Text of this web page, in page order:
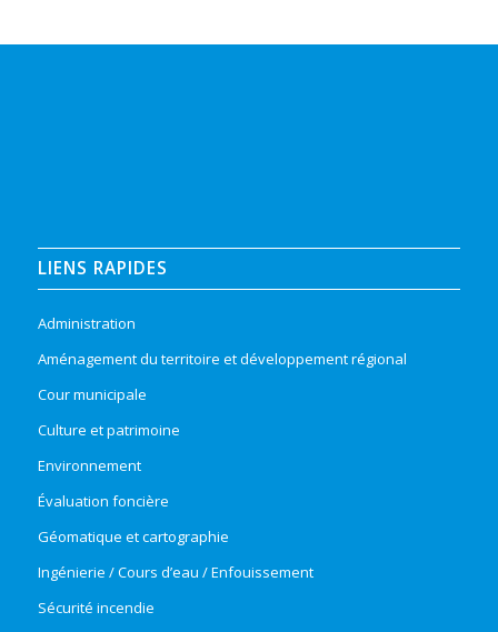
LIENS RAPIDES
Administration
Aménagement du territoire et développement régional
Cour municipale
Culture et patrimoine
Environnement
Évaluation foncière
Géomatique et cartographie
Ingénierie / Cours d’eau / Enfouissement
Sécurité incendie